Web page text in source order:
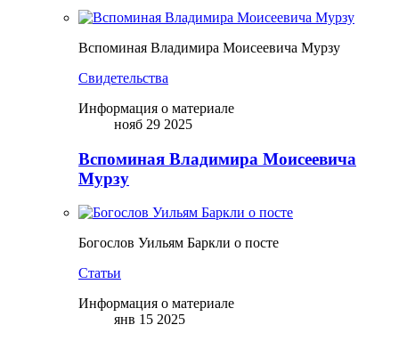
Вспоминая Владимира Моисеевича Мурзу
Свидетельства
Информация о материале
нояб 29 2025
Вспоминая Владимира Моисеевича
Мурзу
Богослов Уильям Баркли о посте
Статьи
Информация о материале
янв 15 2025